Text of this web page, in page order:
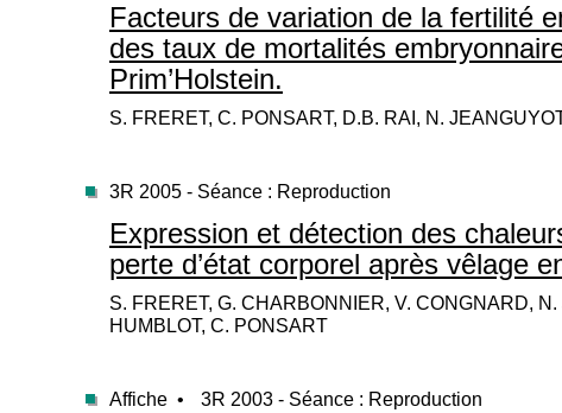
Facteurs de variation de la fertilité
des taux de mortalités
Prim’Holstein.
S. FRERET, C. PONSART, D.B. RAI, N.
3R 2005 - Séance : Reproduction
Expression et détection des
perte d’état corporel après vêlage
S. FRERET, G. CHARBONNIER, V. CONGNARD,
HUMBLOT, C. PONSART
Affiche • 3R 2003 - Séance : Reproduction